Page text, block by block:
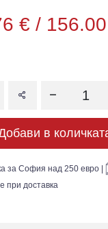
€ /
в
за София над 250 евро
при доставка